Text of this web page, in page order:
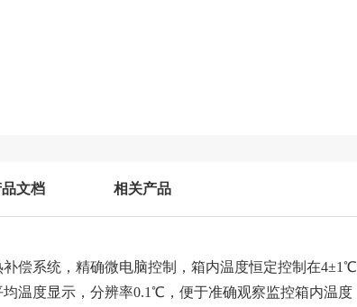
文档 相关产品
偿系统，精确微电脑控制，箱内温度恒定控制在
温度显示，分辨率0.1℃， 便于准确观察监控箱内温度